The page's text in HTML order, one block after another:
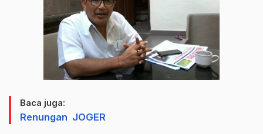
Baca juga:
Renungan JOGER